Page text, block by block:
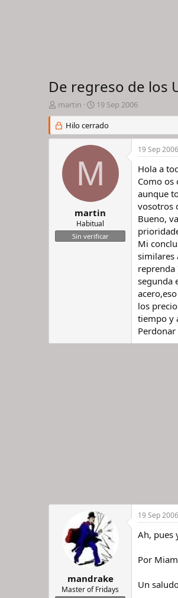
De regreso de los
I
n
i
c
h
i
martin
F
e
c
h
a
e
i
c
i
o
19 Sep 2006
Hilo cerrado
M
martin
Habitual
Sin verificar
19 Sep 2006
Hola a
Como os
aunque
vosotros
Bueno,
Mi
similares
reprenda
segunda
los
tiempo y
mandrake
Master of Fridays
19 Sep 2006
Ah, pues
Por
Un